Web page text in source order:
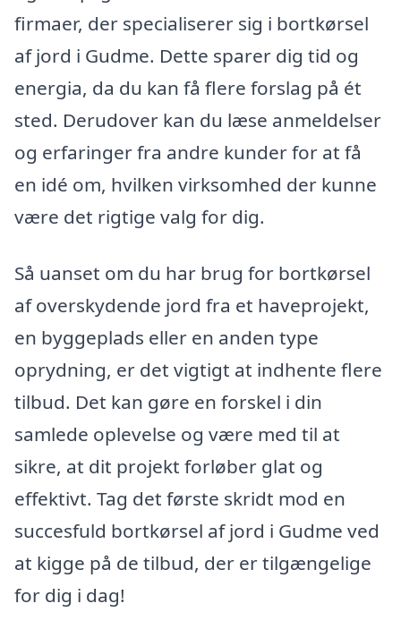
firmaer, der specialiserer sig i bortkørsel
af jord i Gudme. Dette sparer dig tid og
energia, da du kan få flere forslag på ét
sted. Derudover kan du læse anmeldelser
og erfaringer fra andre kunder for at få
en idé om, hvilken virksomhed der kunne
være det rigtige valg for dig.
Så uanset om du har brug for bortkørsel
af overskydende jord fra et haveprojekt,
en byggeplads eller en anden type
oprydning, er det vigtigt at indhente flere
tilbud. Det kan gøre en forskel i din
samlede oplevelse og være med til at
sikre, at dit projekt forløber glat og
effektivt. Tag det første skridt mod en
succesfuld bortkørsel af jord i Gudme ved
at kigge på de tilbud, der er tilgængelige
for dig i dag!